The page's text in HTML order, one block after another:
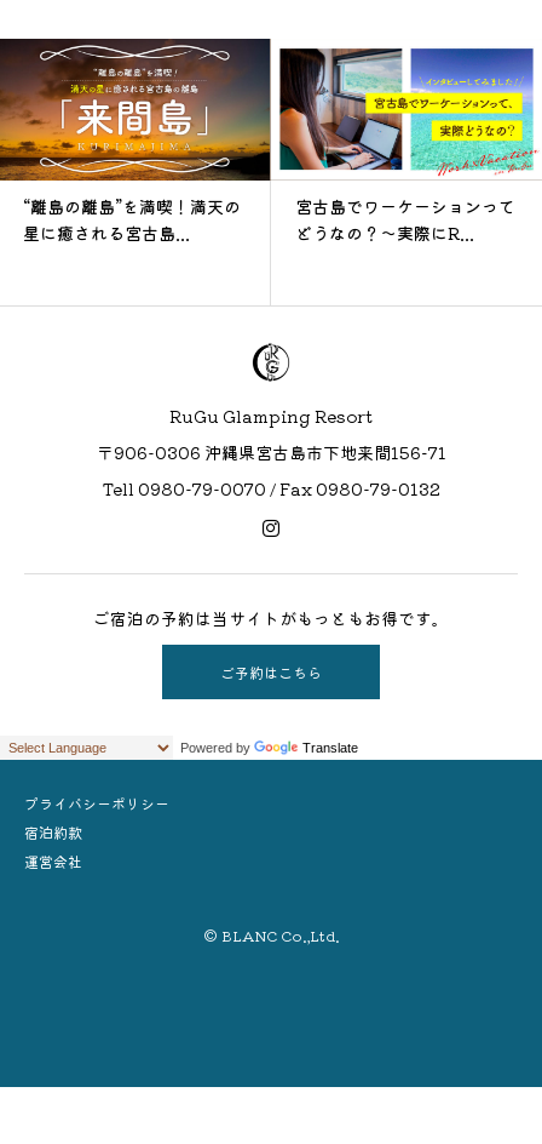
“離島の離島”を満喫！満天の
星に癒される宮古島...
宮古島でワーケーションって
どうなの？～実際にR...
RuGu Glamping Resort
〒906-0306 沖縄県宮古島市下地来間156−71
Tell 0980-79-0070 / Fax 0980-79-0132
ご宿泊の予約は当サイトがもっともお得です。
ご予約はこちら
Powered by Translate
プライバシーポリシー
宿泊約款
運営会社
© BLANC Co.,Ltd.